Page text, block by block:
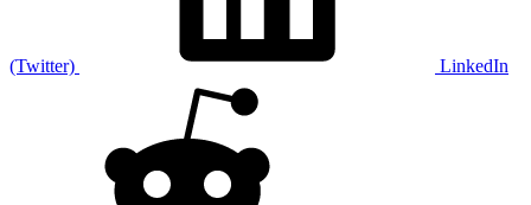
(Twitter) LinkedIn